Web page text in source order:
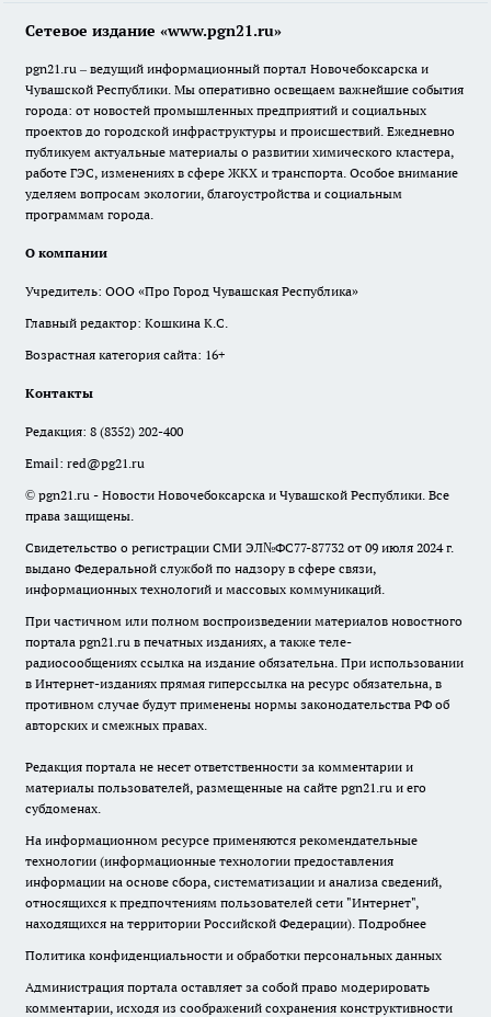
Сетевое издание «www.pgn21.ru»
pgn21.ru – ведущий информационный портал Новочебоксарска и
Чувашской Республики. Мы оперативно освещаем важнейшие события
города: от новостей промышленных предприятий и социальных
проектов до городской инфраструктуры и происшествий. Ежедневно
публикуем актуальные материалы о развитии химического кластера,
работе ГЭС, изменениях в сфере ЖКХ и транспорта. Особое внимание
уделяем вопросам экологии, благоустройства и социальным
программам города.
О компании
Учредитель: ООО «Про Город Чувашская Республика»
Главный редактор: Кошкина К.С.
Возрастная категория сайта: 16+
Контакты
Редакция: 8 (8352) 202-400
Email: red@pg21.ru
© pgn21.ru - Новости Новочебоксарска и Чувашской Республики. Все
права защищены.
Свидетельство о регистрации СМИ ЭЛ№ФС77-87732 от 09 июля 2024 г.
выдано Федеральной службой по надзору в сфере связи,
информационных технологий и массовых коммуникаций.
При частичном или полном воспроизведении материалов новостного
портала pgn21.ru в печатных изданиях, а также теле-
радиосообщениях ссылка на издание обязательна. При использовании
в Интернет-изданиях прямая гиперссылка на ресурс обязательна, в
противном случае будут применены нормы законодательства РФ об
авторских и смежных правах.
Редакция портала не несет ответственности за комментарии и
материалы пользователей, размещенные на сайте pgn21.ru и его
субдоменах.
На информационном ресурсе применяются рекомендательные
технологии (информационные технологии предоставления
информации на основе сбора, систематизации и анализа сведений,
относящихся к предпочтениям пользователей сети "Интернет",
находящихся на территории Российской Федерации). Подробнее
Политика конфиденциальности и обработки персональных данных
Администрация портала оставляет за собой право модерировать
комментарии, исходя из соображений сохранения конструктивности